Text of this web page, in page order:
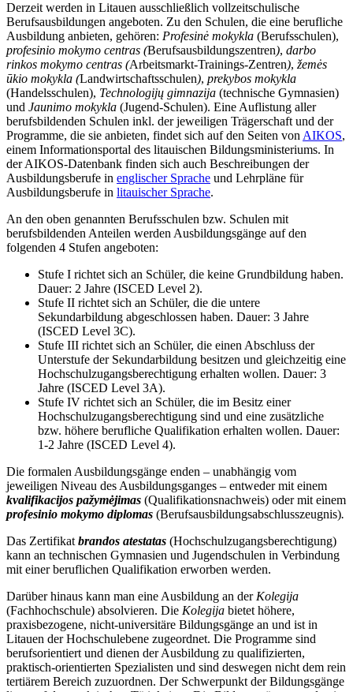
Derzeit werden in Litauen ausschließlich vollzeitschulische
Berufsausbildungen angeboten. Zu den Schulen, die eine berufliche
Ausbildung anbieten, gehören: Profesinė mokykla (Berufsschulen),
profesinio mokymo centras (Berufsausbildungszentren), darbo
rinkos mokymo centras (Arbeitsmarkt-Trainings-Zentren), žemės
ūkio mokykla (Landwirtschaftsschulen), prekybos mokykla
(Handelsschulen), Technologijų gimnazija (technische Gymnasien)
und Jaunimo mokykla (Jugend-Schulen). Eine Auflistung aller
berufsbildenden Schulen inkl. der jeweiligen Trägerschaft und der
Programme, die sie anbieten, findet sich auf den Seiten von AIKOS,
einem Informationsportal des litauischen Bildungsministeriums. In
der AIKOS-Datenbank finden sich auch Beschreibungen der
Ausbildungsberufe in englischer Sprache und Lehrpläne für
Ausbildungsberufe in litauischer Sprache.
An den oben genannten Berufsschulen bzw. Schulen mit
berufsbildenden Anteilen werden Ausbildungsgänge auf den
folgenden 4 Stufen angeboten:
Stufe I richtet sich an Schüler, die keine Grundbildung haben.
Dauer: 2 Jahre (ISCED Level 2).
Stufe II richtet sich an Schüler, die die untere
Sekundarbildung abgeschlossen haben. Dauer: 3 Jahre
(ISCED Level 3C).
Stufe III richtet sich an Schüler, die einen Abschluss der
Unterstufe der Sekundarbildung besitzen und gleichzeitig eine
Hochschulzugangsberechtigung erhalten wollen. Dauer: 3
Jahre (ISCED Level 3A).
Stufe IV richtet sich an Schüler, die im Besitz einer
Hochschulzugangsberechtigung sind und eine zusätzliche
bzw. höhere berufliche Qualifikation erhalten wollen. Dauer:
1-2 Jahre (ISCED Level 4).
Die formalen Ausbildungsgänge enden – unabhängig vom
jeweiligen Niveau des Ausbildungsganges – entweder mit einem
kvalifikacijos pažymėjimas (Qualifikationsnachweis) oder mit einem
profesinio mokymo diplomas (Berufsausbildungsabschlusszeugnis).
Das Zertifikat brandos atestatas (Hochschulzugangsberechtigung)
kann an technischen Gymnasien und Jugendschulen in Verbindung
mit einer beruflichen Qualifikation erworben werden.
Darüber hinaus kann man eine Ausbildung an der Kolegija
(Fachhochschule) absolvieren. Die Kolegija bietet höhere,
praxisbezogene, nicht-universitäre Bildungsgänge an und ist in
Litauen der Hochschulebene zugeordnet. Die Programme sind
berufsorientiert und dienen der Ausbildung zu qualifizierten,
praktisch-orientierten Spezialisten und sind deswegen nicht dem rein
tertiärem Bereich zuzuordnen. Der Schwerpunkt der Bildungsgänge